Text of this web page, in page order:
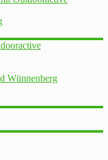
Wünnenberg